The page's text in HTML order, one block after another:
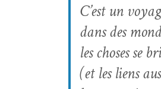
C’est un
dans des
les choses se
(et les liens